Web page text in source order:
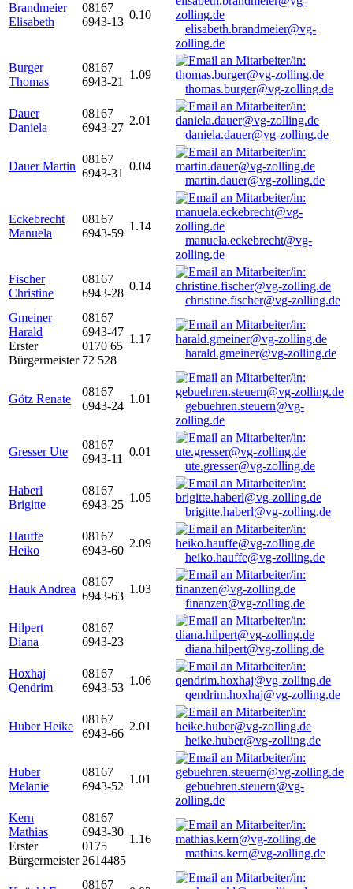
Brandmeier
Elisabeth
08167
6943-13
0.10
elisabeth.brandmeier@vg-
zolling.de
Burger
Thomas
08167
6943-21
1.09
thomas.burger@vg-zolling.de
Dauer
Daniela
08167
6943-27
2.01
daniela.dauer@vg-zolling.de
Dauer Martin
08167
6943-31
0.04
martin.dauer@vg-zolling.de
Eckebrecht
Manuela
08167
6943-59
1.14
manuela.eckebrecht@vg-
zolling.de
Fischer
Christine
08167
6943-28
0.14
christine.fischer@vg-zolling.de
Gmeiner
Harald
Erster
Bürgermeister
08167
6943-47
0170 65
72 528
1.17
harald.gmeiner@vg-zolling.de
Götz Renate
08167
6943-24
1.01
gebuehren.steuern@vg-
zolling.de
Gresser Ute
08167
6943-11
0.01
ute.gresser@vg-zolling.de
Haberl
Brigitte
08167
6943-25
1.05
brigitte.haberl@vg-zolling.de
Hauffe
Heiko
08167
6943-60
2.09
heiko.hauffe@vg-zolling.de
Hauk Andrea
08167
6943-63
1.03
finanzen@vg-zolling.de
Hilpert
Diana
08167
6943-23
diana.hilpert@vg-zolling.de
Hoxhaj
Qendrim
08167
6943-53
1.06
qendrim.hoxhaj@vg-zolling.de
Huber Heike
08167
6943-66
2.01
heike.huber@vg-zolling.de
Huber
Melanie
08167
6943-52
1.01
gebuehren.steuern@vg-
zolling.de
Kern
Mathias
Erster
Bürgermeister
08167
6943-30
0175
2614485
1.16
mathias.kern@vg-zolling.de
08167